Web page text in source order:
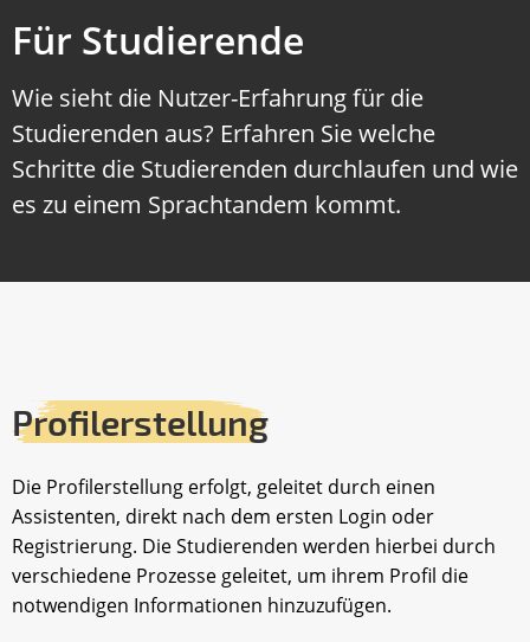
Für Studierende
Wie sieht die Nutzer-Erfahrung für die
Studierenden aus? Erfahren Sie welche
Schritte die Studierenden durchlaufen und wie
es zu einem Sprachtandem kommt.
Profilerstellung
Die Profilerstellung erfolgt, geleitet durch einen
Assistenten, direkt nach dem ersten Login oder
Registrierung. Die Studierenden werden hierbei durch
verschiedene Prozesse geleitet, um ihrem Profil die
notwendigen Informationen hinzuzufügen.